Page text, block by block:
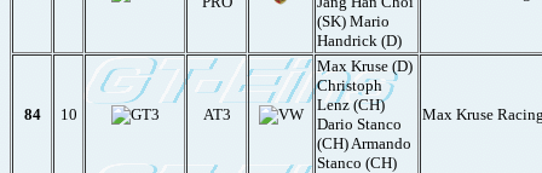
(SK) Mario
Handrick (D)
84 10 AT3
Max Kruse (D)
Christoph
Lenz (CH)
Dario Stanco
(CH) Armando
Stanco (CH)
Max Kruse